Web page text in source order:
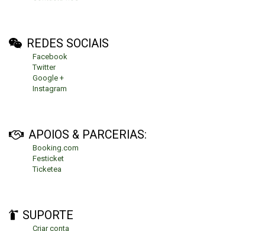
REDES SOCIAIS
Facebook
Twitter
Google +
Instagram
APOIOS & PARCERIAS:
Booking.com
Festicket
Ticketea
SUPORTE
Criar conta